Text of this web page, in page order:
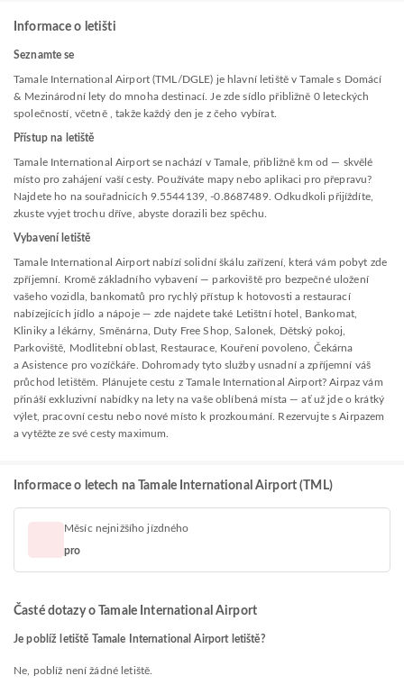
Informace o letišti
Seznamte se
Tamale International Airport (TML/DGLE) je hlavní letiště v Tamale s Domácí
& Mezinárodní lety do mnoha destinací. Je zde sídlo přibližně 0 leteckých
společností, včetně , takže každý den je z čeho vybírat.
Přístup na letiště
Tamale International Airport se nachází v Tamale, přibližně km od — skvělé
místo pro zahájení vaší cesty. Používáte mapy nebo aplikaci pro přepravu?
Najdete ho na souřadnicích 9.5544139, -0.8687489. Odkudkoli přijíždíte,
zkuste vyjet trochu dříve, abyste dorazili bez spěchu.
Vybavení letiště
Tamale International Airport nabízí solidní škálu zařízení, která vám pobyt zde
zpříjemní. Kromě základního vybavení — parkoviště pro bezpečné uložení
vašeho vozidla, bankomatů pro rychlý přístup k hotovosti a restaurací
nabízejících jídlo a nápoje — zde najdete také Letištní hotel, Bankomat,
Kliniky a lékárny, Směnárna, Duty Free Shop, Salonek, Dětský pokoj,
Parkoviště, Modlitební oblast, Restaurace, Kouření povoleno, Čekárna
a Asistence pro vozíčkáře. Dohromady tyto služby usnadní a zpříjemní váš
průchod letištěm. Plánujete cestu z Tamale International Airport? Airpaz vám
přináší exkluzivní nabídky na lety na vaše oblíbená místa — ať už jde o krátký
výlet, pracovní cestu nebo nové místo k prozkoumání. Rezervujte s Airpazem
a vytěžte ze své cesty maximum.
Informace o letech na Tamale International Airport (TML)
Měsíc nejnižšího jízdného
pro
Časté dotazy o Tamale International Airport
Je poblíž letiště Tamale International Airport letiště?
Ne, poblíž není žádné letiště.